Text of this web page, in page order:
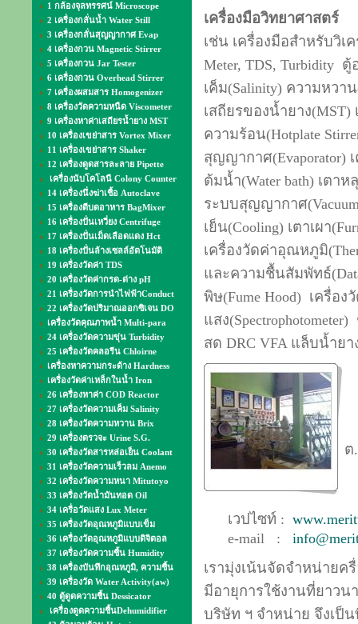
1 กล้องจุลทรรศน์ Microscope
2 เครื่องกลั่นน้ำ Water Still
3 เครื่องกลั่นสุญญากาศ Evap
4 เครื่องกวน Magnetic Stirrer
5 เครื่องกวน Jar Tester
6 เครื่องกวน Overhead Stirrer
7 เครื่องผสมสาร Homogenizer
8 เครื่องวัดความหนืด Viscometer
9 เครื่องหาค่าเสถียรน้ำยาง MST
10 เครื่องเขย่าสาร Vortex Mixer
11 เครื่องเขย่าสาร Shaker
12 เครื่องดูดสารละลาย Pipette
เครื่องนับโคโลนี Colony Counter
14 เครื่องนึ่งฆ่าเชื้อ Autoclave
15 เครื่องตีบดอาหาร BagMixer
16 เครื่องปั่นเหวี่ยง Centrifuge
17 เครื่องปั่นเม็ดเลือดแดง Hct
18 เครื่องปั่นล้างเซลล์อัตโนมัติ
19 เครื่องวัดค่า TDS
20 เครื่องวัดค่ากรด-ด่าง pH
21 เครื่องวัดการนำไฟฟ้าConduct
22 เครื่องวัดปริมาณออกซิเจน DO
เครื่องวัดคุณภาพน้ำ Multi-para
24 เครื่องวัดความขุ่น Turbidity
25 เครื่องวัดคลอรีน Chloirne
เครื่องหาความกระด้าง Hardness
เครื่องวัดค่าเหล็กในน้ำ Iron
26 เครื่องหาค่า COD Reactor
27 เครื่องวัดความเค็ม Salinity
28 เครื่องวัดความหวาน Brix
29 เครื่องตรวจะ Urine S.G.
30 เครื่องวัดสารหล่อเย็น Coolant
31 เครื่องวัดความเร็วลม Anemo
32 เครื่องวัดความหนา Mitutoyo
33 เครื่องวัดน้ำมันทอด Oil
34 เครื่อวัดแสง Lux Meter
35 เครื่องวัดอุณหภูมิแบบเข็ม
36 เครื่องวัดอุณหภูมิแบบดิจิตอล
37 เครื่องวัดความชื้น Humidity
38 เครื่องบันทึกอุณหภูมิ, ความชื้น
39 เครื่องวัด Water Activity(aw)
40 ตู้ดูดความชื้น Dessicator
เครื่องดูดความชื้นDehumidifier
เครื่องมือวิทยาศาสตร์
เช่น เครื่องมือสำหรับวิเ
Meter, TDS, Turbidity
เค็ม(Salinity) ความหวา
เสถียรของน้ำยาง
ความร้อน(Hotplate
สุญญากาศ(Evaporator)
ต้มน้ำ(Water bath) เตาห
ระบบสุญญากาศ
เย็น(Cooling) เตาเผา
เครื่องวัดค่าอุณหภูมิ
และความชื้นสัมพัทธ์
พิษ(Fume Hood) เครื่อง
แสง
สด DRC VFA แล็บน้ำย
ต
เวปไซท์ :
e-mail :
เรามุ่งเน้นจัดจำหน่าย
มีอายุการใช้งานที่ยาว
บริษัท ฯ จำหน่าย จึงเป็